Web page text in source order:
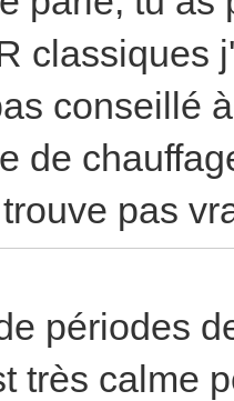
classiques
conseillé
de
pas
périodes
très calme